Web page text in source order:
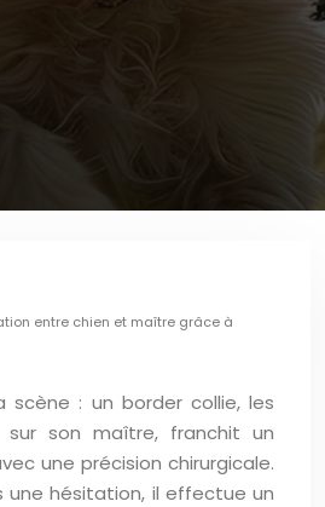
entre chien et maître grâce à
scène : un border collie, les
sur son maître, franchit un
une précision chirurgicale.
une hésitation, il effectue un